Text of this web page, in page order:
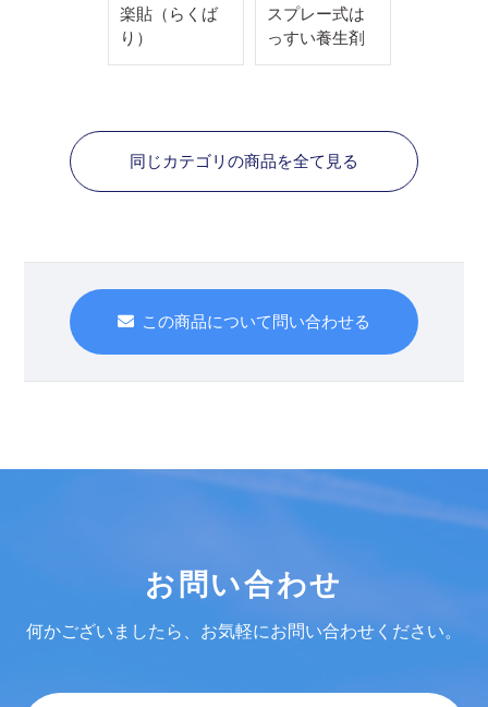
楽貼（らくば
り）
スプレー式は
っすい養生剤
同じカテゴリの商品を全て見る
この商品について問い合わせる
お問い合わせ
何かございましたら、お気軽にお問い合わせください。